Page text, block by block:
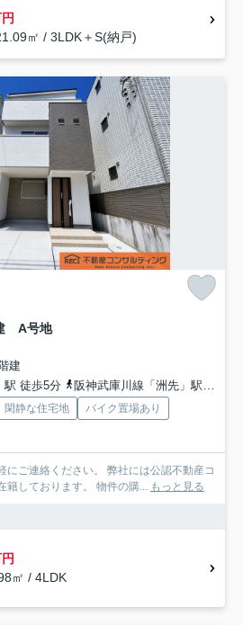
㎡ / 3LDK＋S(納戸)
A号地
建
駅 徒歩5分
阪神武庫川線「洲先」駅 徒歩10分
閑静な住宅地
バイク置場あり
い。 弊社には公認不動産コ
籍しております。 物件の購...
もっと見る
㎡ / 4LDK